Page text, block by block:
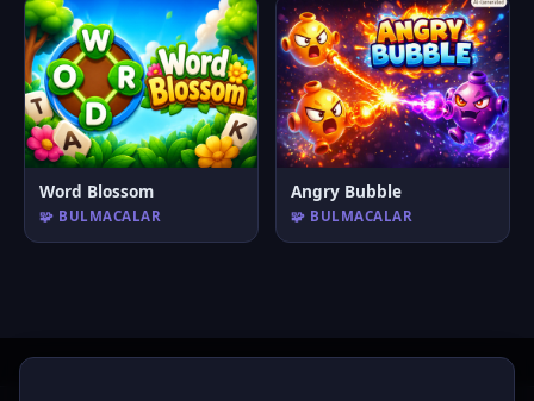
Word Blossom
🧩 BULMACALAR
Angry Bubble
🧩 BULMACALAR